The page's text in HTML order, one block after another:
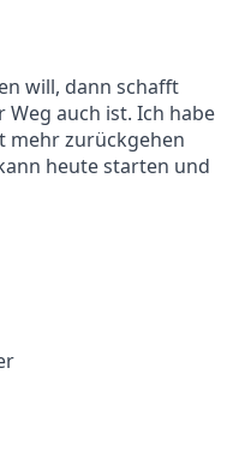
will, dann schafft
Weg auch ist. Ich habe
mehr zurückgehen
heute starten und